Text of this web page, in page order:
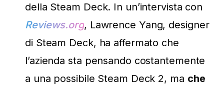
della Steam Deck. In un’intervista con
Reviews.org, Lawrence Yang, designer
di Steam Deck, ha affermato che
l’azienda sta pensando costantemente
a una possibile Steam Deck 2, ma che